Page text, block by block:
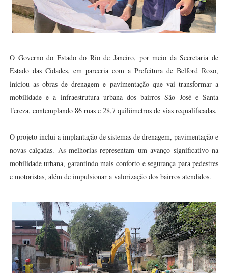
O Governo do Estado do Rio de Janeiro, por meio da Secretaria de
Estado das Cidades, em parceria com a Prefeitura de Belford Roxo,
iniciou as obras de drenagem e pavimentação que vai transformar a
mobilidade e a infraestrutura urbana dos bairros São José e Santa
Tereza, contemplando 86 ruas e 28,7 quilômetros de vias requalificadas.
O projeto inclui a implantação de sistemas de drenagem, pavimentação e
novas calçadas. As melhorias representam um avanço significativo na
mobilidade urbana, garantindo mais conforto e segurança para pedestres
e motoristas, além de impulsionar a valorização dos bairros atendidos.